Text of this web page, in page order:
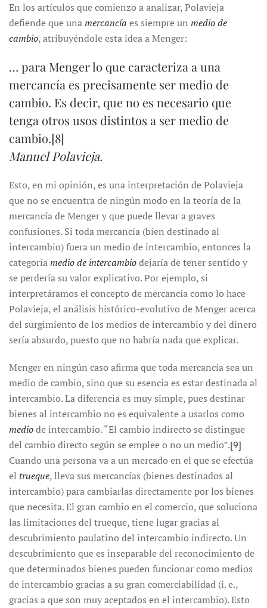
En los artículos que comienzo a analizar, Polavieja
defiende que unamercancía es siempre un medio de
cambio, atribuyéndole esta idea a Menger:
… para Menger lo que caracteriza a una
mercancía es precisamente ser medio de
cambio. Es decir, que no es necesario que
tenga otros usos distintos a ser medio de
cambio.[8]
Manuel Polavieja.
Esto, en mi opinión, es una interpretación de Polavieja
que no se encuentra de ningún modo en la teoría de la
mercancía de Menger y que puede llevar a graves
confusiones. Si toda mercancía (bien destinado al
intercambio) fuera un medio de intercambio, entonces la
categoríamedio de intercambiodejaría de tener sentido y
se perdería su valor explicativo. Por ejemplo, si
interpretáramos el concepto de mercancía como lo hace
Polavieja, el análisis histórico-evolutivo de Menger acerca
del surgimiento de los medios de intercambio y del dinero
sería absurdo, puesto que no habría nada que explicar.
Menger en ningún caso afirma que toda mercancía sea un
medio de cambio, sino que su esencia es estar destinada al
intercambio. La diferencia es muy simple, pues destinar
bienes al intercambio no es equivalente a usarlos como
mediode intercambio. “El cambio indirecto se distingue
del cambio directo según se emplee o no un medio”.[9]
Cuando una persona va a un mercado en el que se efectúa
el trueque, lleva sus mercancías (bienes destinados al
intercambio) para cambiarlas directamente por los bienes
que necesita. El gran cambio en el comercio, que soluciona
las limitaciones del trueque, tiene lugar gracias al
descubrimiento paulatino del intercambio indirecto. Un
descubrimiento que es inseparable del reconocimiento de
que determinados bienes pueden funcionar como medios
de intercambio gracias a su gran comerciabilidad (i. e.,
gracias a que son muy aceptados en el intercambio). Esto